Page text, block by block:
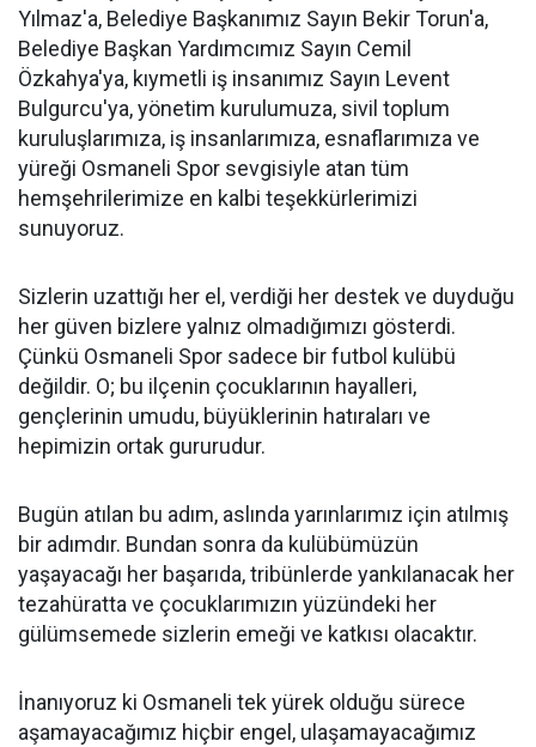
Yılmaz'a, Belediye Başkanımız Sayın Bekir Torun'a,
Belediye Başkan Yardımcımız Sayın Cemil
Özkahya'ya, kıymetli iş insanımız Sayın Levent
Bulgurcu'ya, yönetim kurulumuza, sivil toplum
kuruluşlarımıza, iş insanlarımıza, esnaflarımıza ve
yüreği Osmaneli Spor sevgisiyle atan tüm
hemşehrilerimize en kalbi teşekkürlerimizi
sunuyoruz.
Sizlerin uzattığı her el, verdiği her destek ve duyduğu
her güven bizlere yalnız olmadığımızı gösterdi.
Çünkü Osmaneli Spor sadece bir futbol kulübü
değildir. O; bu ilçenin çocuklarının hayalleri,
gençlerinin umudu, büyüklerinin hatıraları ve
hepimizin ortak gururudur.
Bugün atılan bu adım, aslında yarınlarımız için atılmış
bir adımdır. Bundan sonra da kulübümüzün
yaşayacağı her başarıda, tribünlerde yankılanacak her
tezahüratta ve çocuklarımızın yüzündeki her
gülümsemede sizlerin emeği ve katkısı olacaktır.
İnanıyoruz ki Osmaneli tek yürek olduğu sürece
aşamayacağımız hiçbir engel, ulaşamayacağımız